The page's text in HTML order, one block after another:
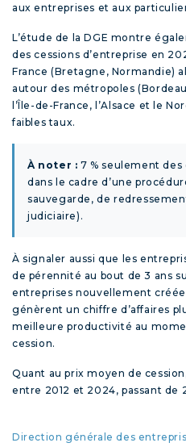
aux entreprises et aux
L’étude de la DGE montre
des cessions d’entreprise en
France (Bretagne, Normandie)
autour des métropoles
l’Île-de-France, l’Alsace et le
faibles taux.
À noter : 7 % seulement
dans le cadre d’une
sauvegarde, de
judiciaire).
À signaler aussi que les
de pérennité au bout de 3 ans
entreprises nouvellement
génèrent un chiffre d’affaires
meilleure productivité au
cession.
Quant au prix moyen de
entre 2012 et 2024, passant
Direction générale des